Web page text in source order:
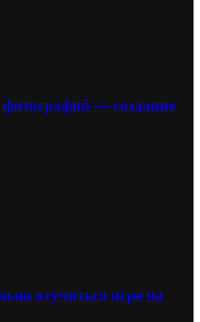
фотографий — создание
отучиться игре на